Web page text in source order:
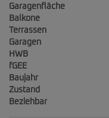
Garagenfläche
Balkone
Terrassen
Garagen
HWB
fGEE
Baujahr
Zustand
Beziehbar